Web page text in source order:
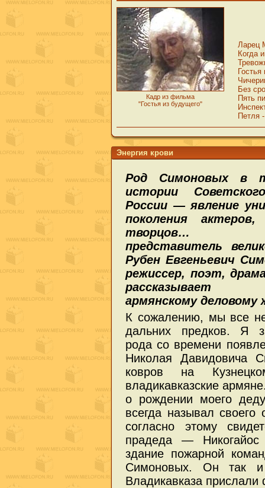
Кадр из фильма
"Гостья из будущего"
Ларец
Когда
Без
Пять
Петля
Энергия крови
Род Симоновых в
истории
России — явление
поколения актеров,
творцов…
представитель
Рубен Евгеньевич
режиссер, поэт,
рассказывает
армянскому деловому
К сожалению, мы все
дальних предков. Я
рода со времени
Николая Давидовича
ковров на
владикавказские
о рождении моего
всегда называл
согласно этому
прадеда — Никогайос
здание пожарной
Симоновых. Он так и
Владикавказа